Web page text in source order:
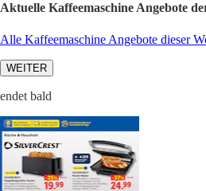
Aktuelle Kaffeemaschine Angebote
Alle Kaffeemaschine Angebote dieser
WEITER
endet bald